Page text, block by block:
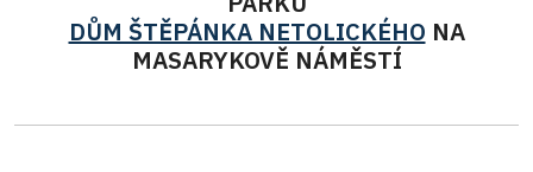
DŮM ŠTĚPÁNKA NETOLICKÉHO NA
MASARYKOVĚ NÁMĚSTÍ